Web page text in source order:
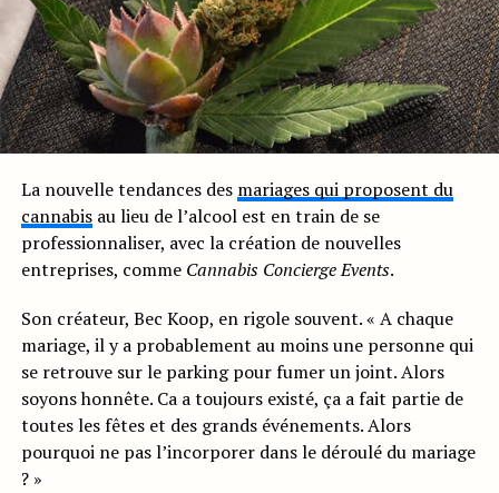
La nouvelle tendances des mariages qui proposent du
cannabisau lieu de l’alcool est en train de se
professionnaliser, avec la création de nouvelles
entreprises, comme Cannabis Concierge Events.
Son créateur, Bec Koop, en rigole souvent. « A chaque
mariage, il y a probablement au moins une personne qui
se retrouve sur le parking pour fumer un joint. Alors
soyons honnête. Ca a toujours existé, ça a fait partie de
toutes les fêtes et des grands événements. Alors
pourquoi ne pas l’incorporer dans le déroulé du mariage
? »